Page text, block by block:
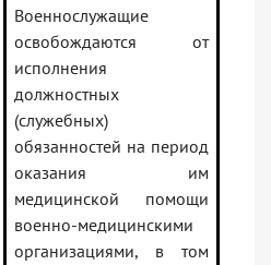
Военнослужащие
освобождаются от
исполнения
должностных
(служебных)
обязанностей на период
оказания им
медицинской помощи
военно-медицинскими
организациями, в том